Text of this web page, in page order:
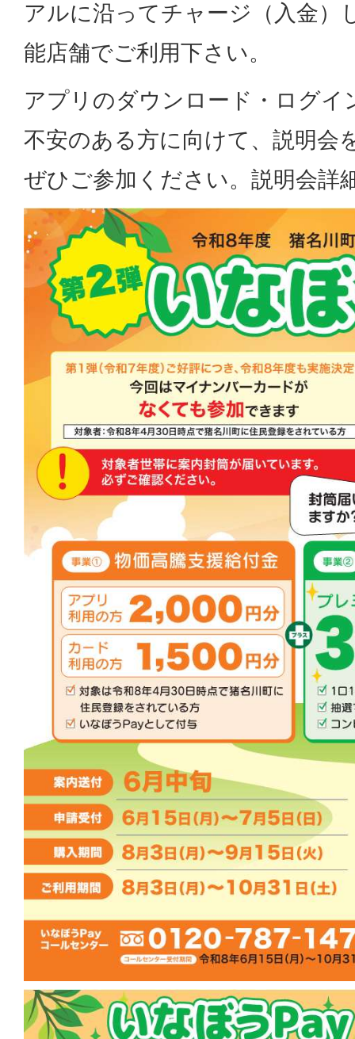
アルに沿ってチャージ（入金）
能店舗でご利用下さい。
アプリのダウンロード・ログイ
不安のある方に向けて、説明会
ぜひご参加ください。説明会詳